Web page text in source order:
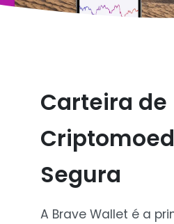
Carteira de
Segura
A Brave Wallet é a